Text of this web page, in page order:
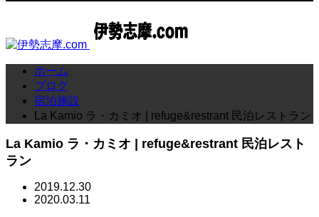
ホーム
ブログ
宿泊施設
La Kamio ラ・カミオ | refuge&restrant 民泊レストラン
La Kamio ラ・カミオ | refuge&restrant 民泊レスト
ラン
2019.12.30
2020.03.11